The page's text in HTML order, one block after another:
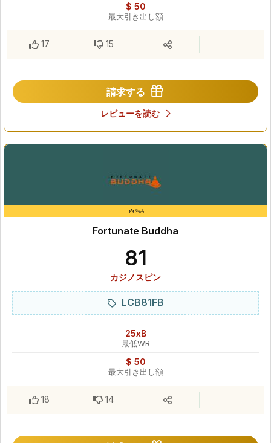
$ 50
最大引き出し額
17 15
請求する
レビューを読む
独占
Fortunate Buddha
81
カジノスピン
LCB81FB
25xB
最低WR
$ 50
最大引き出し額
18 14